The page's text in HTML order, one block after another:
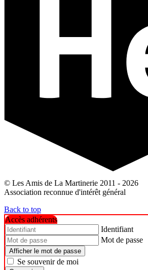
© Les Amis de La Martinerie 2011 - 2026
Association reconnue d'intérêt général
Back to top
Accès adhérents
Identifiant
Mot de passe
Afficher le mot de passe
Se souvenir de moi